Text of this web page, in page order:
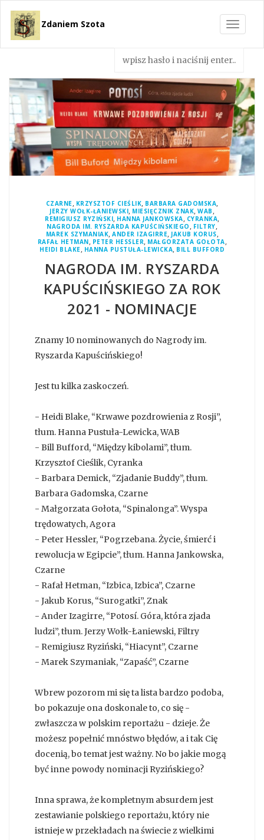
Toggle
Zdaniem Szota
CZARNE, KRZYSZTOF CIEŚLIK, BARBARA GADOMSKA,
JERZY WOŁK-ŁANIEWSKI, MIESIĘCZNIK ZNAK,WAB ,
REMIGIUSZ RYZIŃSKI, HANNA JANKOWSKA, CYRANKA,
NAGRODA IM. RYSZARDA KAPUŚCIŃSKIEGO , FILTRY,
MAREK SZYMANIAK, ANDER IZAGIRRE, JAKUB KORUS,
RAFAŁ HETMAN, PETER HESSLER, MAŁGORZATA GOŁOTA,
HEIDI BLAKE, HANNA PUSTUŁA-LEWICKA, BILL BUFFORD
NAGRODA IM. RYSZARDA
KAPUŚCIŃSKIEGO ZA ROK
2021 - NOMINACJE
Znamy 10 nominowanych do Nagrody im.
Ryszarda Kapuścińskiego!
Jest tu kilka zaskoczeń.
- Heidi Blake, “Krwawe pozdrowienia z Rosji”,
tłum. Hanna Pustuła-Lewicka, WAB
- Bill Bufford, “Między kibolami”, tłum.
Krzysztof Cieślik, Cyranka
- Barbara Demick, “Zjadanie Buddy”, tłum.
Barbara Gadomska, Czarne
- Małgorzata Gołota, “Spinalonga”. Wyspa
trędowatych, Agora
- Peter Hessler, “Pogrzebana. Życie, śmierć i
rewolucja w Egipcie”, tłum. Hanna Jankowska,
Czarne
- Rafał Hetman, “Izbica, Izbica”, Czarne
- Jakub Korus, “Surogatki”, Znak
- Ander Izagirre, “Potosí. Góra, która zjada
ludzi”, tłum. Jerzy Wołk-Łaniewski, Filtry
- Remigiusz Ryziński, “Hiacynt”, Czarne
- Marek Szymaniak, “Zapaść”, Czarne
Wbrew pozorom mi się ta lista bardzo podoba,
bo pokazuje ona doskonale to, co się -
zwłaszcza w polskim reportażu - dzieje. Że
możesz popełnić mnóstwo błędów, a i tak Cię
docenią, bo temat jest ważny. No bo jakie mogą
być inne powody nominacji Ryzińskiego?
Inna sprawa, że kompletnym absurdem jest
zestawianie polskiego reportażu, który nie
istnieje w przekładach na świecie z wielkimi